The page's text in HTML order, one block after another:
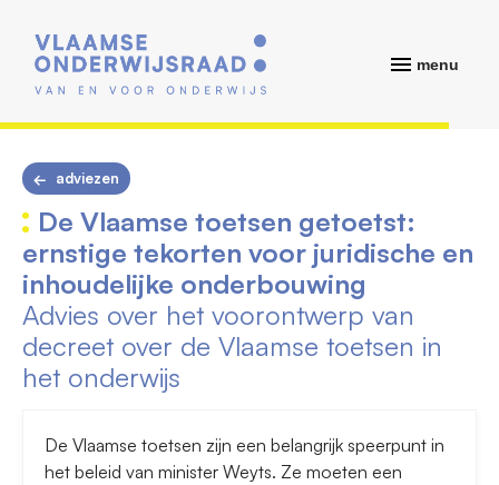
menu
adviezen
De Vlaamse toetsen getoetst:
ernstige tekorten voor juridische en
inhoudelijke onderbouwing
Advies over het voorontwerp van
decreet over de Vlaamse toetsen in
het onderwijs
De Vlaamse toetsen zijn een belangrijk speerpunt in
het beleid van minister Weyts. Ze moeten een